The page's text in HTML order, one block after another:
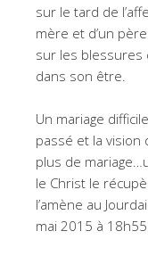
sur le tard de
mère et d’un
sur les blessures
dans son être.
Un mariage
passé et la vision
plus de
le Christ le
l’amène au
mai 2015 à 18h55.